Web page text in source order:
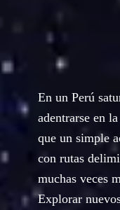
En un Perú
adentrarse en
que un simple
con rutas
muchas veces
Explorar